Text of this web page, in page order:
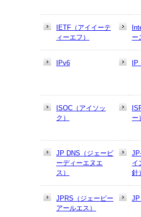
IETF（アイイーテ
ィーエフ）
ー
IPv6
ISOC（アイソッ
ク）
ー
JP DNS（ジェーピ
ーディーエヌエ
ス）
イ
針
JPRS（ジェーピー
アールエス）
JP